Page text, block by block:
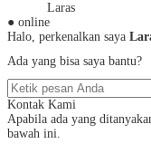
Laras
● online
Halo, perkenalkan saya
Ada yang bisa saya bantu?
Kontak Kami
Apabila ada yang
bawah ini.